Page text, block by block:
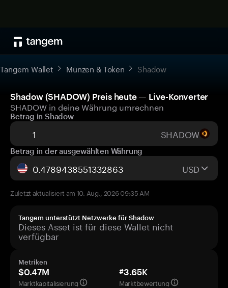
Tangem Wallet Münzen & Token Shadow
Shadow (SHADOW) Preis heute — Live-Konverter
SHADOW in deine Währung umrechnen
Betrag in Shadow
SHADOW
Betrag in der ausgewählten Währung
USD
Zuletzt aktualisiert am 10. Aug., 2026 09:35 AM
Tangem unterstützt Netzwerke für Shadow
Dieses Asset ist für diese Wallet nicht
verfügbar
Metriken
$0.47M
Marktkapitalisierung
#3.65K
Marktbewertung